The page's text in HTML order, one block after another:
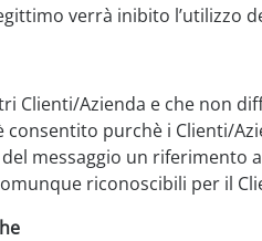
verrà inibito l’utilizzo
Clienti/Azienda e che non
consentito purchè i Clienti/
messaggio un riferimento
riconoscibili per il